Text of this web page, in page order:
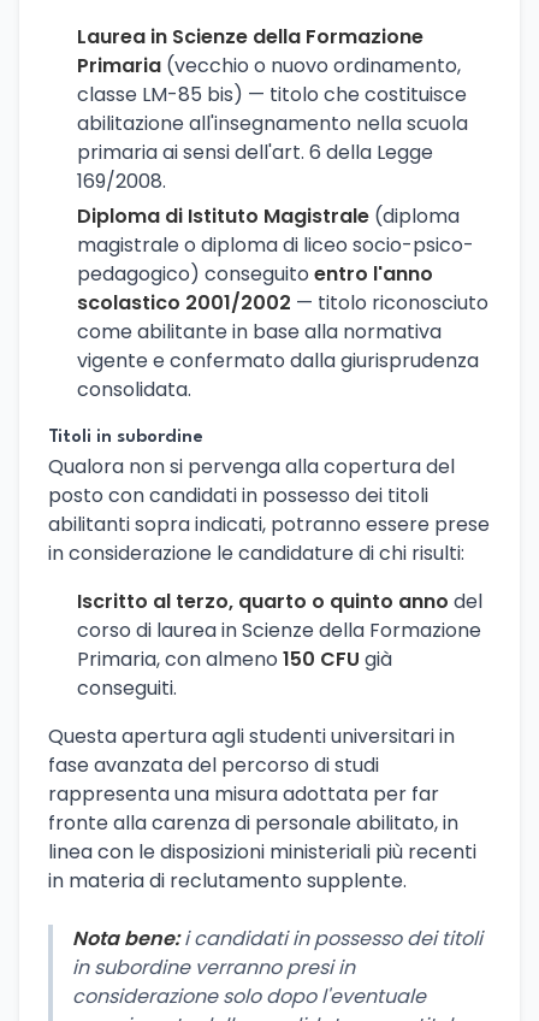
Laurea in Scienze della Formazione
Primaria (vecchio o nuovo ordinamento,
classe LM-85 bis) — titolo che costituisce
abilitazione all'insegnamento nella scuola
primaria ai sensi dell'art. 6 della Legge
169/2008.
Diploma di Istituto Magistrale (diploma
magistrale o diploma di liceo socio-psico-
pedagogico) conseguito entro l'anno
scolastico 2001/2002 — titolo riconosciuto
come abilitante in base alla normativa
vigente e confermato dalla giurisprudenza
consolidata.
Titoli in subordine
Qualora non si pervenga alla copertura del
posto con candidati in possesso dei titoli
abilitanti sopra indicati, potranno essere prese
in considerazione le candidature di chi risulti:
Iscritto al terzo, quarto o quinto anno del
corso di laurea in Scienze della Formazione
Primaria, con almeno 150 CFU già
conseguiti.
Questa apertura agli studenti universitari in
fase avanzata del percorso di studi
rappresenta una misura adottata per far
fronte alla carenza di personale abilitato, in
linea con le disposizioni ministeriali più recenti
in materia di reclutamento supplente.
Nota bene:i candidati in possesso dei titoli
in subordine verranno presi in
considerazione solo dopo l'eventuale